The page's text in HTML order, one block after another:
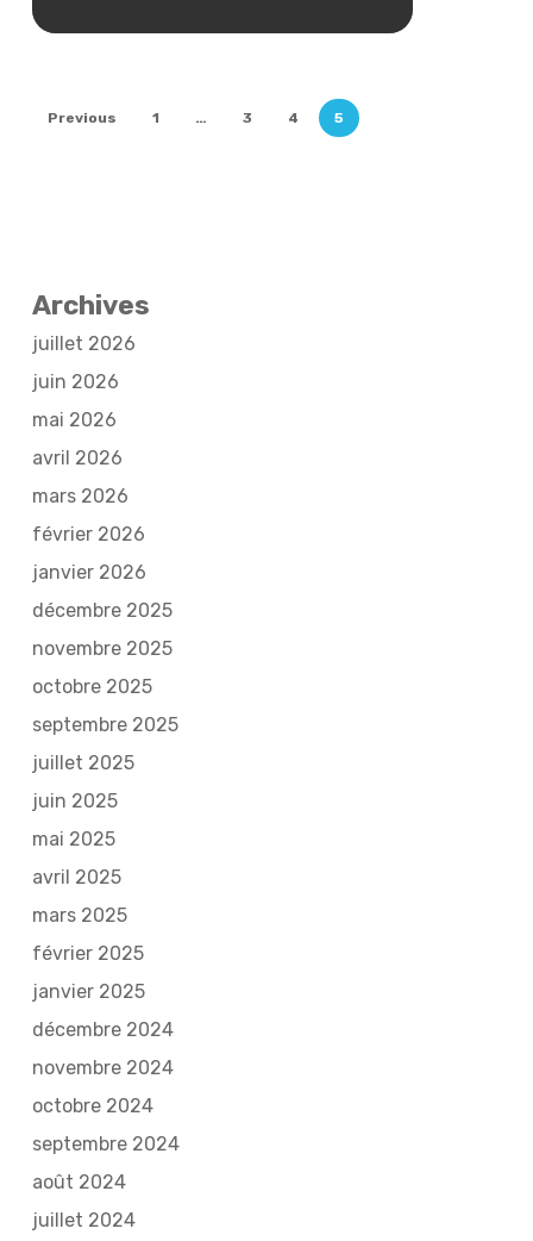
Previous 1 … 3 4 5
Archives
juillet 2026
juin 2026
mai 2026
avril 2026
mars 2026
février 2026
janvier 2026
décembre 2025
novembre 2025
octobre 2025
septembre 2025
juillet 2025
juin 2025
mai 2025
avril 2025
mars 2025
février 2025
janvier 2025
décembre 2024
novembre 2024
octobre 2024
septembre 2024
août 2024
juillet 2024